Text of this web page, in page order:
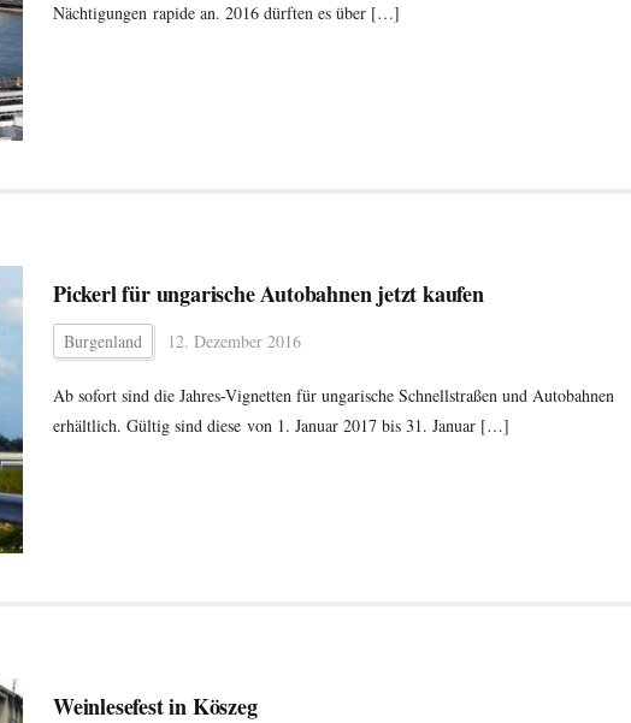
Nächtigungen rapide an. 2016 dürften es über […]
Pickerl für ungarische Autobahnen jetzt kaufen
Burgenland 12. Dezember 2016
Ab sofort sind die Jahres-Vignetten für ungarische Schnellstraßen und Autobahnen
erhältlich. Gültig sind diese von 1. Januar 2017 bis 31. Januar […]
Weinlesefest in Köszeg